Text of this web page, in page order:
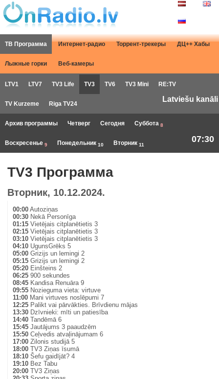
ТВ Программа Интернет-радио Торрент-трекеры ДЦ++ Хабы
Лыжные горки Веб-камеры
LTV1 LTV7 TV3 Life TV3 TV6 TV3 Mini RE:TV
TV Kurzeme Riga TV24
Latviešu kanāli
Архив программы Четверг Сегодня Суббота 8
Воскресенье 9 Понедельник 10 Вторник 11
07:30
TV3 Программа
Вторник, 10.12.2024.
00:00 Autoziņas
00:30 Nekā Personīga
01:15 Vietējais citplanētietis 3
02:15 Vietējais citplanētietis 3
03:10 Vietējais citplanētietis 3
04:10 UgunsGrēks 5
05:00 Grizijs un lemingi 2
05:15 Grizijs un lemingi 2
05:20 Einšteins 2
06:25 900 sekundes
08:45 Kandisa Renuāra 9
09:55 Nozieguma vieta: virtuve
11:00 Mani virtuves noslēpumi 7
12:25 Palikt vai pārvākties. Brīvdienu mājas
13:30 Dzīvnieki: mīti un patiesība
14:40 Tandēmā 6
15:45 Jautājums 3 paaudzēm
15:50 Ceļvedis atvaļinājumam 6
17:00 Zilonis studijā 5
18:00 TV3 Ziņas īsumā
18:10 Šefu gaidījāt? 4
19:10 Bez Tabu
20:00 TV3 Ziņas